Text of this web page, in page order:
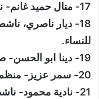
17- منال حميد غانم- ناشطة نسوية من العراق
18- ديار ناصري،
للنساء.
19- دينا ابو الحسن- صحفية سورية.
20- سمر عزيز- منظمة امان للنساء.
21- نادية محمود-